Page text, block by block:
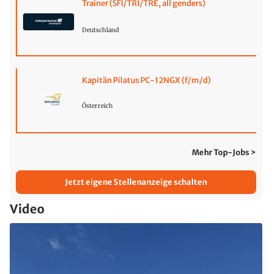
Trainer (SFI/TRI/TRE, all genders)
Deutschland
Kapitän Pilatus PC-12NGX (f/m/d)
Österreich
Mehr Top-Jobs >
Jetzt eigene Stellenanzeige schalten
Video